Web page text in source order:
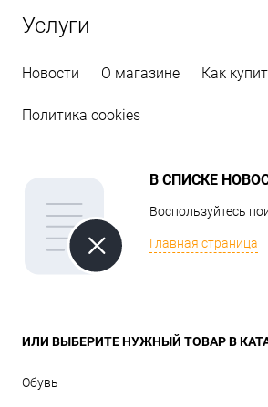
Услуги
Новости О магазине Как
Политика cookies
В СПИСКЕ
Воспользуйтесь
Главная страница
ИЛИ ВЫБЕРИТЕ НУЖНЫЙ ТОВАР В
Обувь